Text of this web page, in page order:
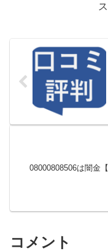
08000808506は闇金
コメント